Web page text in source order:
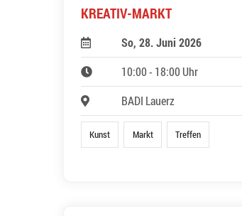
KREATIV-MARKT
So, 28. Juni 2026
10:00 - 18:00 Uhr
BADI Lauerz
Kunst Markt Treffen